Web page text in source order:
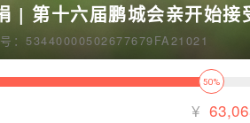
| 第十六届鹏城会亲开始
：53440000502677679FA21021
50%
¥